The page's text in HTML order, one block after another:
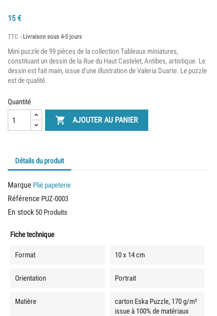
15 €
TTC Livraison sous 4-5 jours
Mini puzzle de 99 pièces de la collection Tableaux miniatures,
constituant un dessin de la Rue du Haut Castelet, Antibes, artistique. Le
dessin est fait main, issue d'une illustration de Valeria Duarte. Le puzzle
est de qualité.
Quantité
 AJOUTER AU PANIER
Détails du produit
Marque Plié papeterie
Référence PUZ-0003
En stock 50 Produits
Fiche technique
Format 10 x 14 cm
Orientation Portrait
Matière
carton Eska Puzzle, 170 g/m²
issue à 100% de matériaux